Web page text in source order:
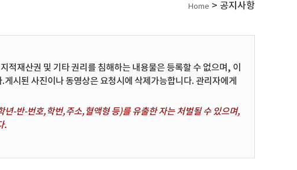
Home > 공지사항
재산권 및 기타 권리를 침해하는 내용물은 등록할 수 없으며, 이
시된 사진이나 동영상은 요청시에 삭제가능합니다. 관리자에게
-반-번호,학번,주소,혈액형 등)를 유출한 자는 처벌될 수 있으며,
.